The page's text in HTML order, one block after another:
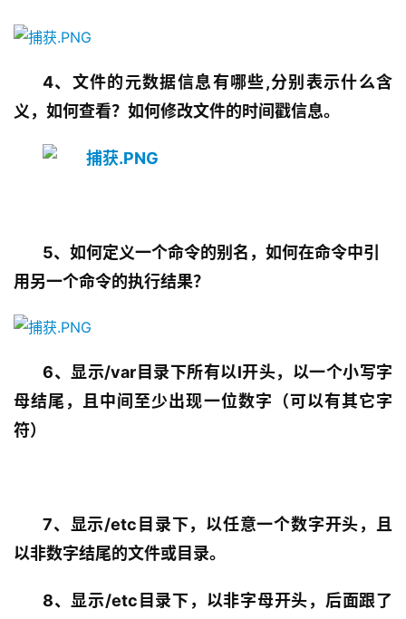
4、文件的元数据信息有哪些,分别表示什么含
义，如何查看？如何修改文件的时间戳信息。
5、如何定义一个命令的别名，如何在命令中引
用另一个命令的执行结果？
6、显示/var目录下所有以l开头，以一个小写字
母结尾，且中间至少出现一位数字（可以有其它字
符）
7、显示/etc目录下，以任意一个数字开头，且
以非数字结尾的文件或目录。
8、显示/etc目录下，以非字母开头，后面跟了